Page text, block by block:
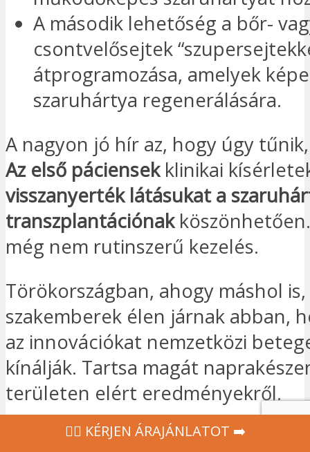
A második lehetőség a bőr-
csontvelősejtek
átprogramozása, amelyek
szaruhártya regenerálására.
A nagyon jó hír az, hogy úgy
Az első páciensekklinikai
visszanyerték látásukat a
transzplantációnak
még nem rutinszerű kezelés.
Törökországban, ahogy máshol is,
szakemberek élen járnak abban,
az innovációkat nemzetközi
kínálják. Tartsa magát
területen elért eredményekről.
Ha Törökországot választja
‍👩‍⚕ KÉRJEN ÁRAJÁNLATOT ➡️